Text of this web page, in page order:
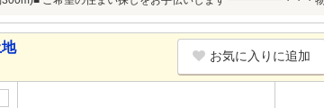
お気に入りに追加